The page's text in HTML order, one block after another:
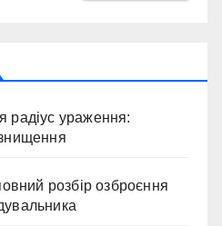
радіус ураження:
розбір озброєння